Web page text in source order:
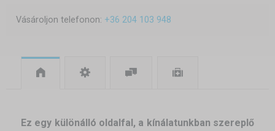
Vásároljon telefonon: +36 204 103 948
Ez egy különálló oldalfal, a kínálatunkban szereplő